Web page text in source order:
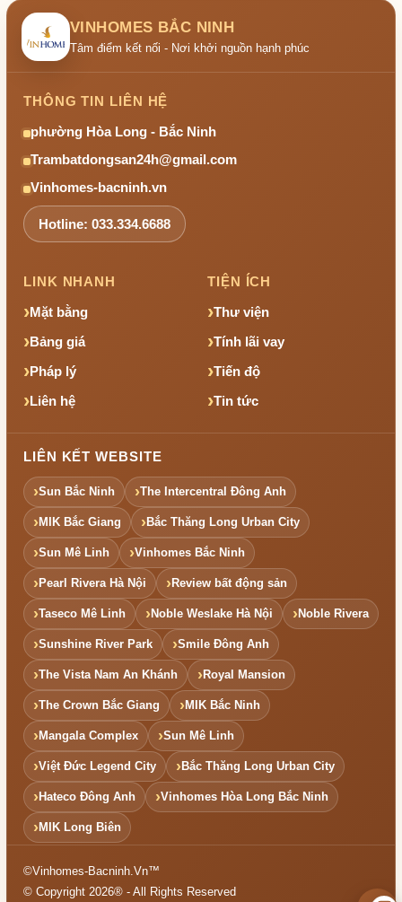
VINHOMES BẮC NINH
Tâm điểm kết nối - Nơi khởi nguồn hạnh phúc
THÔNG TIN LIÊN HỆ
phường Hòa Long - Bắc Ninh
Trambatdongsan24h@gmail.com
Vinhomes-bacninh.vn
Hotline: 033.334.6688
LINK NHANH
Mặt bằng
Bảng giá
Pháp lý
Liên hệ
TIỆN ÍCH
Thư viện
Tính lãi vay
Tiến độ
Tin tức
LIÊN KẾT WEBSITE
Sun Bắc Ninh The Intercentral Đông Anh
MIK Bắc Giang Bắc Thăng Long Urban City
Sun Mê Linh Vinhomes Bắc Ninh
Pearl Rivera Hà Nội Review bất động sản
Taseco Mê Linh Noble Weslake Hà Nội Noble Rivera
Sunshine River Park Smile Đông Anh
The Vista Nam An Khánh Royal Mansion
The Crown Bắc Giang MIK Bắc Ninh
Mangala Complex Sun Mê Linh
Việt Đức Legend City Bắc Thăng Long Urban City
Hateco Đông Anh Vinhomes Hòa Long Bắc Ninh
MIK Long Biên
©Vinhomes-Bacninh.Vn™
© Copyright 2026® - All Rights Reserved